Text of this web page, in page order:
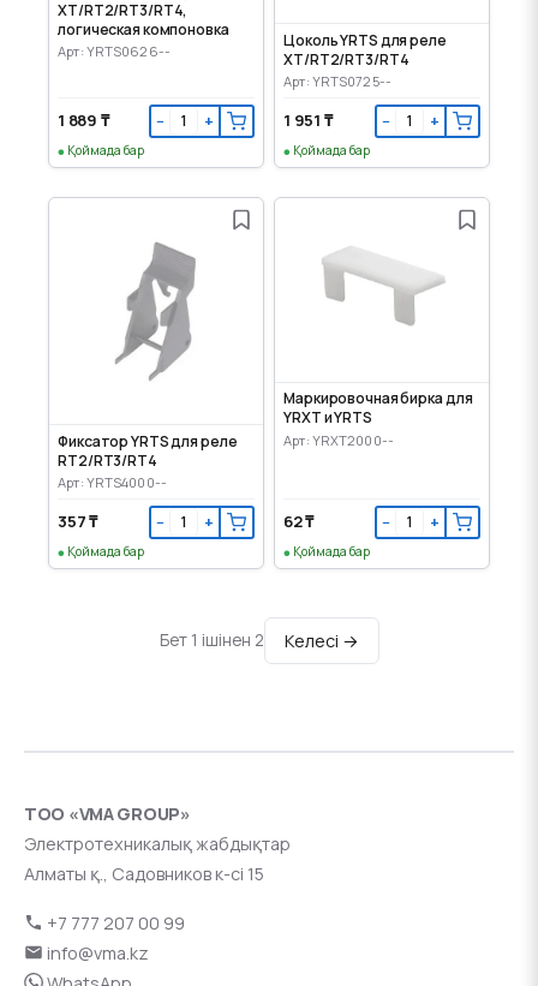
XT/RT2/RT3/RT4,
логическая компоновка
Арт: YRTS0626--
1 889 ₸ − +
Қоймада бар
Цоколь YRTS для реле
XT/RT2/RT3/RT4
Арт: YRTS0725--
1 951 ₸ − +
Қоймада бар
Фиксатор YRTS для реле
RT2/RT3/RT4
Арт: YRTS4000--
357 ₸ − +
Қоймада бар
Маркировочная бирка для
YRXT и YRTS
Арт: YRXT2000--
62 ₸ − +
Қоймада бар
Бет 1 ішінен 2 Келесі →
ТОО «VMA GROUP»
Электротехникалық жабдықтар
Алматы қ., Садовников к-сі 15
+7 777 207 00 99
info@vma.kz